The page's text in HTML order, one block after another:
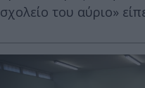
σχολείο του αύριο»